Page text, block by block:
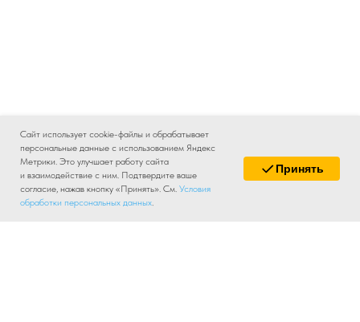
Сайт использует cookie-файлы и обрабатывает
персональные данные с использованием Яндекс
Метрики. Это улучшает работу сайта
и взаимодействие с ним. Подтвердите ваше
согласие, нажав кнопку «Принять». См. Условия
обработки персональных данных.
Принять